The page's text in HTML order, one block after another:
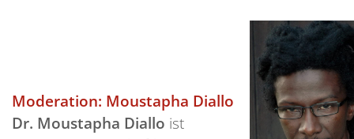
Moderation: Moustapha Diallo
Dr. Moustapha Diallo ist